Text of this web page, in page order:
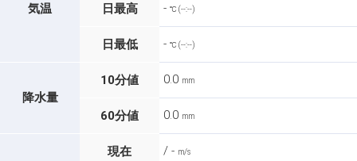
気温 日最高 - ℃ (--:--)
日最低 - ℃ (--:--)
降水量
10分値 0.0 mm
60分値 0.0 mm
現在 / - m/s